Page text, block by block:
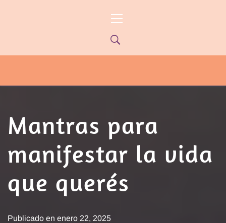
principal
ONCE PARANÁ YOUTUBE/PYPNEWS –
Mantras para
manifestar la vida
que querés
Publicado en enero 22, 2025